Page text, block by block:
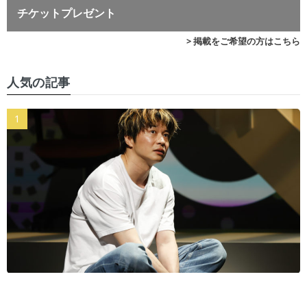
チケットプレゼント
> 掲載をご希望の方はこちら
人気の記事